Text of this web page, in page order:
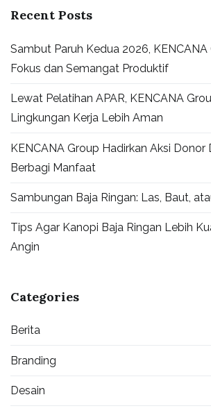
Recent Posts
Sambut Paruh Kedua 2026,
Fokus dan Semangat Produktif
Lewat Pelatihan APAR, KENCANA
Lingkungan Kerja Lebih Aman
KENCANA Group Hadirkan Aksi Donor
Berbagi Manfaat
Sambungan Baja Ringan: Las, Baut,
Tips Agar Kanopi Baja Ringan Lebih
Angin
Categories
Berita
Branding
Desain